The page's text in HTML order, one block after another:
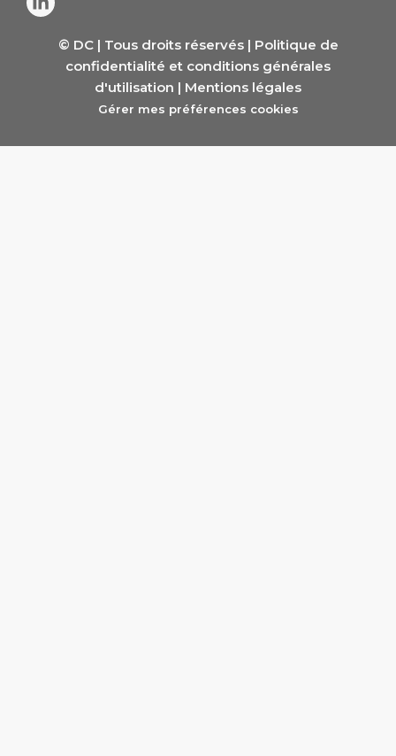
© DC | Tous droits réservés | Politique de
confidentialité et conditions générales
d'utilisation | Mentions légales
Gérer mes préférences cookies